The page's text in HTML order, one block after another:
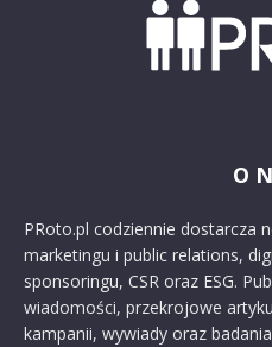
O
PRoto.pl codziennie dostarcza
marketingu i public relations,
sponsoringu, CSR oraz ESG.
wiadomości, przekrojowe
kampanii, wywiady oraz